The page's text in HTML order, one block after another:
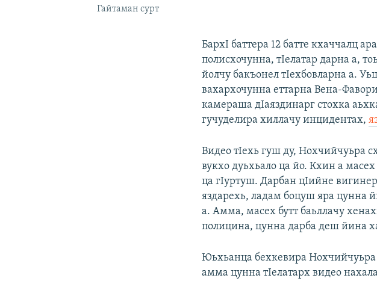
Гайтаман сурт
БархI баттера 12 батте кхаччалц
полисхочунна, тIелатар дарна а,
йолчу бакъонел тIехбовларна а.
вахархочунна еттарна Вена-
камераша дIаяздинарг стохка
гучуделира хиллачу инцидентах,
Видео тIехь гуш ду, Нохчийчуьра
вукхо дуьхьало ца йо. Кхин а
ца гIуртуш. Дарбан цIийне
яздарехь, ладам боцуш яра цунна
а. Амма, масех бутт баьллачу
полицина, цунна дарба деш йина
Юьхьанца бехкевира Нохчийчуьра
амма цунна тIелатарх видео